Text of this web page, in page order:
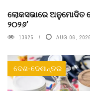
ଲୋକସଭାରେ ଅନୁମୋଦିତ
୨୦୨୬’
13625 AUG 06, 2026
ଦେଶ-ଦେଶାନ୍ତର